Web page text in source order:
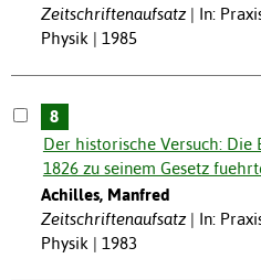
Zeitschriftenaufsatz
In:
Physik | 1985
8
Der historische Versuch: Die
1826 zu seinem Gesetz
Achilles, Manfred
Zeitschriftenaufsatz
In:
Physik | 1983